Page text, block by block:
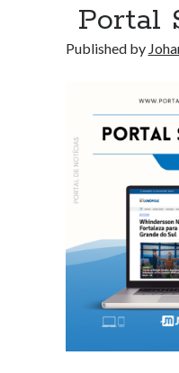
Portal
Published by